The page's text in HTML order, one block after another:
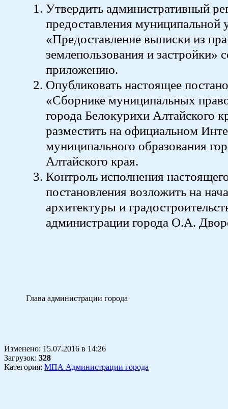
Утвердить административный
предоставления муниципальной
«Предоставление выписки из
землепользования и застройки»
приложению.
Опубликовать настоящее
«Сборнике муниципальных
города Белокурихи Алтайского
разместить на официальном
муниципального образования
Алтайского края.
Контроль исполнения
постановления возложить на
архитектуры и
администрации города О.А.
Глава администрации
Изменено: 15.07.2016 в 14:26
Загрузок: 328
Категория: МПА Администрации города